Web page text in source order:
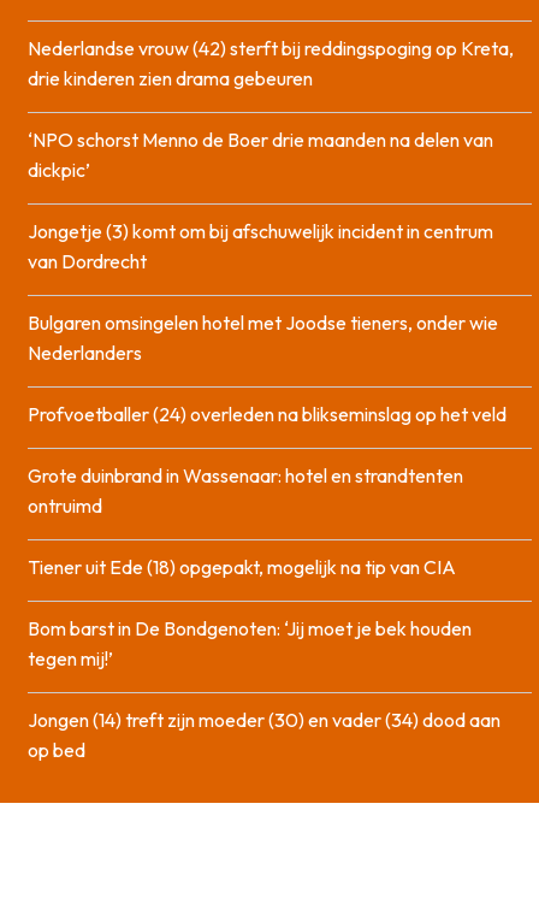
Nederlandse vrouw (42) sterft bij reddingspoging op Kreta,
drie kinderen zien drama gebeuren
‘NPO schorst Menno de Boer drie maanden na delen van
dickpic’
Jongetje (3) komt om bij afschuwelijk incident in centrum
van Dordrecht
Bulgaren omsingelen hotel met Joodse tieners, onder wie
Nederlanders
Profvoetballer (24) overleden na blikseminslag op het veld
Grote duinbrand in Wassenaar: hotel en strandtenten
ontruimd
Tiener uit Ede (18) opgepakt, mogelijk na tip van CIA
Bom barst in De Bondgenoten: ‘Jij moet je bek houden
tegen mij!’
Jongen (14) treft zijn moeder (30) en vader (34) dood aan
op bed